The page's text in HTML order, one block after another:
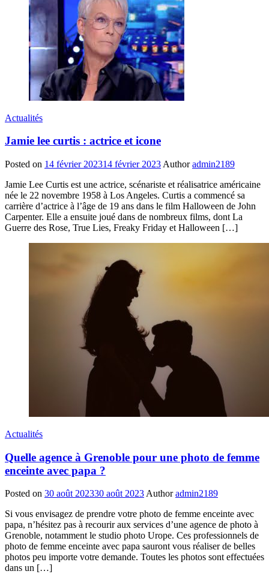
Actualités
Jamie lee curtis : actrice et icone
Posted on 14 février 202314 février 2023 Author admin2189
Jamie Lee Curtis est une actrice, scénariste et réalisatrice américaine
née le 22 novembre 1958 à Los Angeles. Curtis a commencé sa
carrière d’actrice à l’âge de 19 ans dans le film Halloween de John
Carpenter. Elle a ensuite joué dans de nombreux films, dont La
Guerre des Rose, True Lies, Freaky Friday et Halloween […]
Actualités
Quelle agence à Grenoble pour une photo de femme
enceinte avec papa ?
Posted on 30 août 202330 août 2023Author admin2189
Si vous envisagez de prendre votre photo de femme enceinte avec
papa, n’hésitez pas à recourir aux services d’une agence de photo à
Grenoble, notamment le studio photo Urope. Ces professionnels de
photo de femme enceinte avec papa sauront vous réaliser de belles
photos peu importe votre demande. Toutes les photos sont effectuées
dans un […]